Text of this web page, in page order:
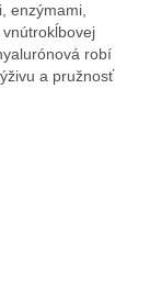
enzýmami,
robí
a pružnosť